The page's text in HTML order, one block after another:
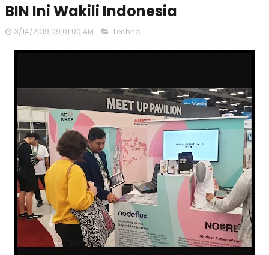
BIN Ini Wakili Indonesia
3/14/2019 09:01:00 AM Techno